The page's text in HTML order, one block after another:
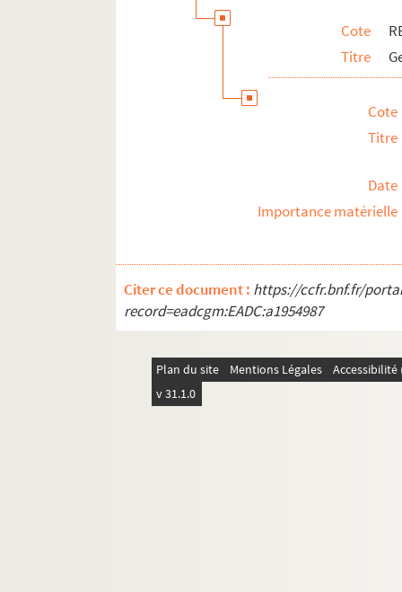
Cote
Titre
Cote
Titre
Date
Importance matérielle
Citer ce document : https://ccfr.bnf.fr/
record=eadcgm:EADC:a1954987
Plan du site Mentions Légales
v 31.1.0